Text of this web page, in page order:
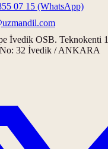
07 15 (WhatsApp)
İvedik OSB. Teknokenti
32 İvedik / ANKARA